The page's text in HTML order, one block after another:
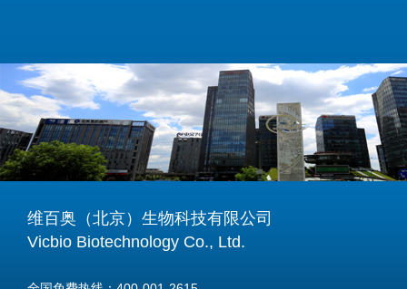
维百奥（北京）生物科技有限公司
Vicbio Biotechnology Co., Ltd.